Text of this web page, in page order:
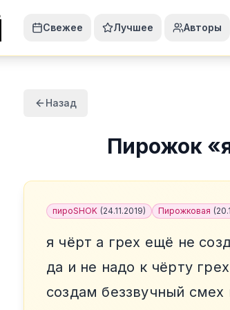
Свежее Лучшее Авторы
Назад
Пирожок «
пироSHOK (24.11.2019) Пирожковая (
я чёрт а грех ещё не
да и не надо к чёрту грех
создам беззвучный смех